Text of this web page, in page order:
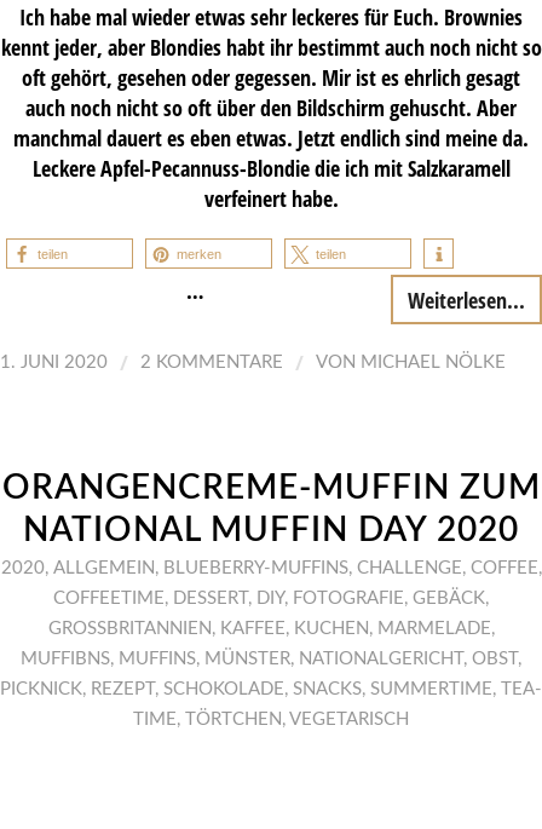
Ich habe mal wieder etwas sehr leckeres für Euch. Brownies
kennt jeder, aber Blondies habt ihr bestimmt auch noch nicht so
oft gehört, gesehen oder gegessen. Mir ist es ehrlich gesagt
auch noch nicht so oft über den Bildschirm gehuscht. Aber
manchmal dauert es eben etwas. Jetzt endlich sind meine da.
Leckere Apfel-Pecannuss-Blondie die ich mit Salzkaramell
verfeinert habe.
teilen merken teilen
… Weiterlesen...
1. JUNI 2020 / 2 KOMMENTARE / VON MICHAEL NÖLKE
ORANGENCREME-MUFFIN ZUM
NATIONAL MUFFIN DAY 2020
2020, ALLGEMEIN , BLUEBERRY-MUFFINS, CHALLENGE, COFFEE,
COFFEETIME, DESSERT , DIY, FOTOGRAFIE, GEBÄCK,
GROSSBRITANNIEN
, KAFFEE, KUCHEN , MARMELADE,
MUFFIBNS, MUFFINS, MÜNSTER, NATIONALGERICHT , OBST ,
PICKNICK, REZEPT , SCHOKOLADE, SNACKS, SUMMERTIME,
TEA-
TIME, TÖRTCHEN , VEGETARISCH